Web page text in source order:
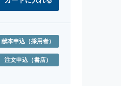
献本申込 （採用者）
注文申込 （書店）